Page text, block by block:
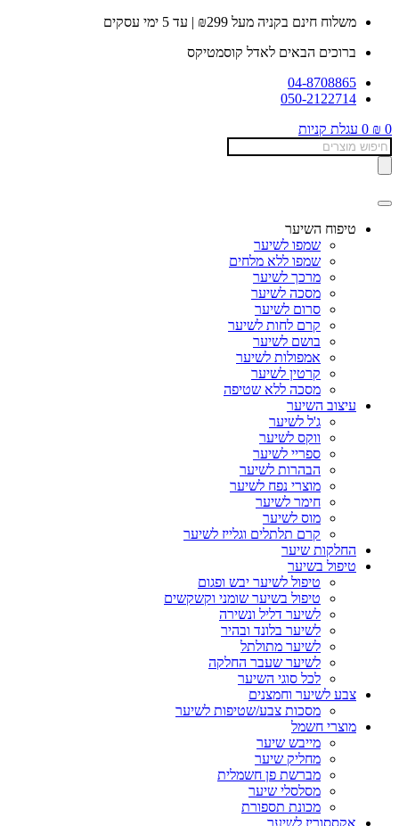
משלוח חינם בקניה מעל ₪299 | עד 5 ימי עסקים
ברוכים הבאים לאדל קוסמטיקס
04-8708865
050-2122714
₪ 0
0 עגלת קניות
Products
search
טיפוח השיער
שמפו לשיער
שמפו ללא מלחים
מרכך לשיער
מסכה לשיער
סרום לשיער
קרם לחות לשיער
בושם לשיער
אמפולות לשיער
קרטין לשיער
מסכה ללא שטיפה
עיצוב השיער
ג'ל לשיער
ווקס לשיער
ספריי לשיער
הבהרות לשיער
מוצרי נפח לשיער
חימר לשיער
מוס לשיער
קרם תלתלים וגלייז לשיער
החלקות שיער
טיפול בשיער
טיפול לשיער יבש ופגום
טיפול בשיער שומני וקשקשים
לשיער דליל ונשירה
לשיער בלונד ובהיר
לשיער מתולתל
לשיער שעבר החלקה
לכל סוגי השיער
צבע לשיער וחמצנים
מסכות צבע/שטיפות לשיער
מוצרי חשמל
מייבש שיער
מחליק שיער
מברשת פן חשמלית
מסלסלי שיער
מכונת תספורת
אקססוריז לשיער